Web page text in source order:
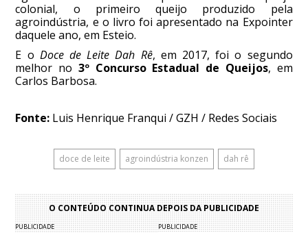
colonial, o primeiro queijo produzido pela
agroindústria, e o livro foi apresentado na Expointer
daquele ano, em Esteio.
E o Doce de Leite Dah Rê, em 2017, foi o segundo
melhor no 3º Concurso Estadual de Queijos, em
Carlos Barbosa.
Fonte: Luis Henrique Franqui / GZH / Redes Sociais
doce de leite agroindústria konzen dah rê
O CONTEÚDO CONTINUA DEPOIS DA PUBLICIDADE
PUBLICIDADE PUBLICIDADE